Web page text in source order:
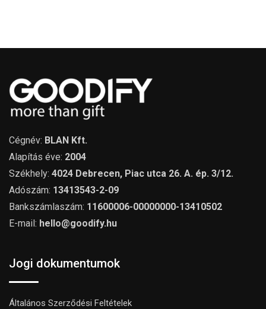
Cégnév: BLAN Kft.
Alapítás éve: 2004
Székhely: 4024 Debrecen, Piac utca 26. A. ép. 3/12.
Adószám: 13413543-2-09
Bankszámlaszám: 11600006-00000000-13410502
E-mail: hello@goodify.hu
Jogi dokumentumok
Általános Szerződési Feltételek